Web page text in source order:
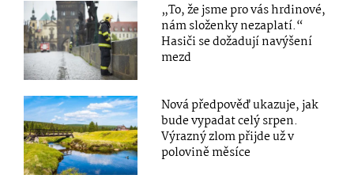
„To, že jsme pro vás hrdinové,
nám složenky nezaplatí.“
Hasiči se dožadují navýšení
mezd
Nová předpověď ukazuje, jak
bude vypadat celý srpen.
Výrazný zlom přijde už v
polovině měsíce